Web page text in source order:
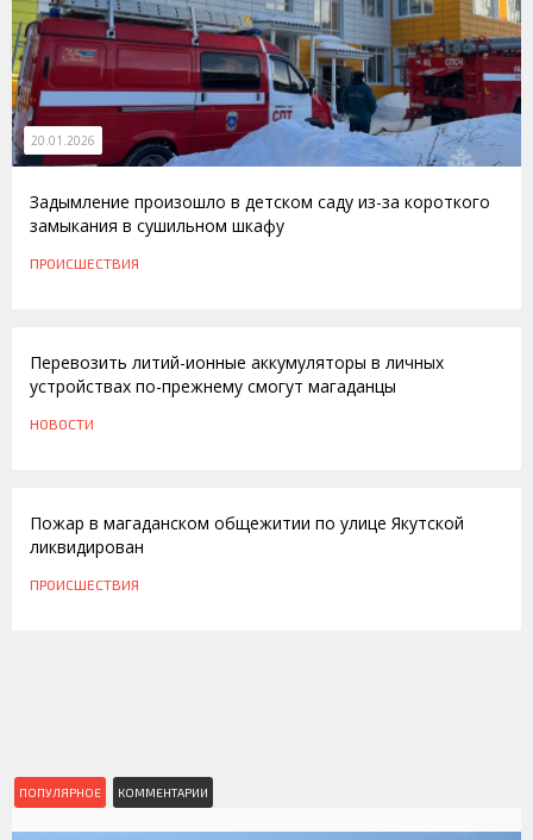
20.01.2026
Задымление произошло в детском саду из-за короткого
замыкания в сушильном шкафу
ПРОИСШЕСТВИЯ
Перевозить литий-ионные аккумуляторы в личных
устройствах по-прежнему смогут магаданцы
НОВОСТИ
Пожар в магаданском общежитии по улице Якутской
ликвидирован
ПРОИСШЕСТВИЯ
ПОПУЛЯРНОЕ КОММЕНТАРИИ